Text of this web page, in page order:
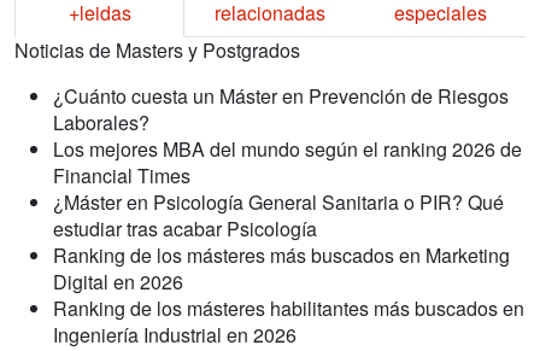
+leidas relacionadas
especiales
Noticias de Masters y Postgrados
¿Cuánto cuesta un Máster en Prevención de Riesgos
Laborales?
Los mejores MBA del mundo según el ranking 2026 de
Financial Times
¿Máster en Psicología General Sanitaria o PIR? Qué
estudiar tras acabar Psicología
Ranking de los másteres más buscados en Marketing
Digital en 2026
Ranking de los másteres habilitantes más buscados en
Ingeniería Industrial en 2026